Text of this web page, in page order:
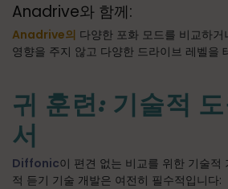
Anadrive와 함께:
Anadrive의 다양한 포화 모드를 비교하
영향을 주지 않고 다양한 드라이브 레벨을
귀 훈련: 기술적
서
Diffonic이 편견 없는 비교를 위한 기술적
적 듣기 기술 개발은 여전히 필수적입니다: